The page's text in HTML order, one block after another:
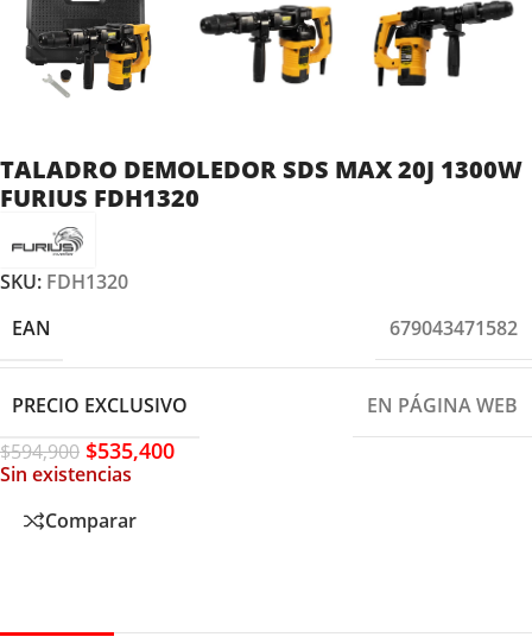
TALADRO DEMOLEDOR SDS MAX 20J 1300W
FURIUS FDH1320
SKU: FDH1320
EAN
679043471582
PRECIO EXCLUSIVO
EN PÁGINA WEB
$594,900 $535,400
Sin existencias
Comparar